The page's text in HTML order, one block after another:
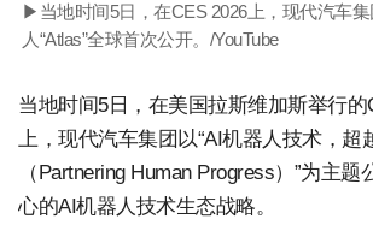
▶当地时间5日，在CES 2026上，现代汽车
人“Atlas”全球首次公开。/YouTube
当地时间5日，在美国拉斯维加斯举行的
上，现代汽车集团以“AI机器人技术，超
（Partnering Human Progress）”为主
心的AI机器人技术生态战略。